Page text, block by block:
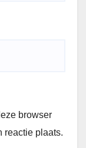
browser
reactie plaats.